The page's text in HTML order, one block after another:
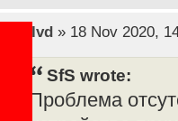
lvd» 18 Nov 2020,
SfS wrote:
Проблема